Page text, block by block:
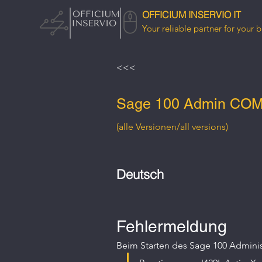
OFFICIUM INSERVIO IT
Your reliable partner for your
<<<
Sage 100 Admin
(alle Versionen/all versions)
Deutsch
Fehlermeldung
Beim Starten des Sage 100